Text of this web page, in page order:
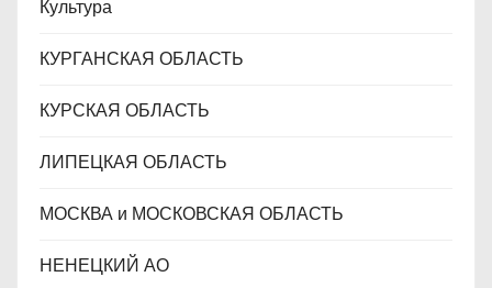
Культура
КУРГАНСКАЯ ОБЛАСТЬ
КУРСКАЯ ОБЛАСТЬ
ЛИПЕЦКАЯ ОБЛАСТЬ
МОСКВА и МОСКОВСКАЯ ОБЛАСТЬ
НЕНЕЦКИЙ АО